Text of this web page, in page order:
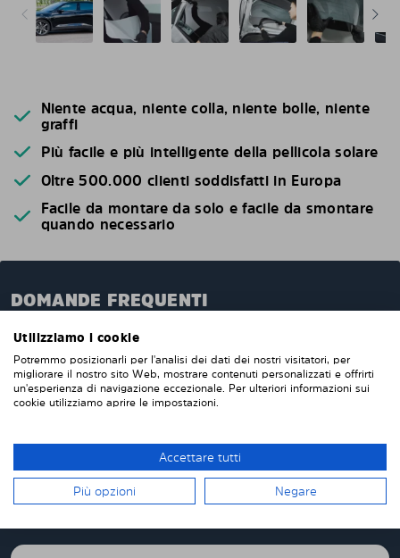
Niente acqua, niente colla, niente bolle, niente
graffi
Più facile e più intelligente della pellicola solare
Oltre 500.000 clienti soddisfatti in Europa
Facile da montare da solo e facile da smontare
quando necessario
DOMANDE FREQUENTI
Quando ordini da noi i pannelli oscuranti pretagliati,
questi verranno prodotti appositamente per te e su
misura per i vetri della tua auto. Non devi tagliare o
rifinire nulla da solo. I nostri pannelli parasole
vengono consegnati pretagliati con una vestibilità
oltre 4500 differenti modelli di auto.
FAQ
Utilizziamo i cookie
Potremmo posizionarli per l'analisi dei dati dei nostri visitatori, per
migliorare il nostro sito Web, mostrare contenuti personalizzati e offrirti
un'esperienza di navigazione eccezionale. Per ulteriori informazioni sui
cookie utilizziamo aprire le impostazioni.
Accettare tutti
Più opzioni Negare